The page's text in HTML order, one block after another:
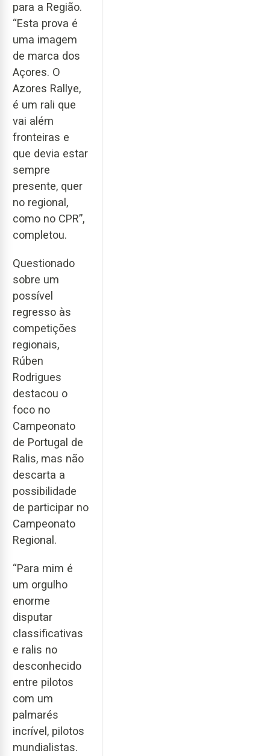
para a Região.
“Esta prova é
uma imagem
de marca dos
Açores. O
Azores Rallye,
é um rali que
vai além
fronteiras e
que devia estar
sempre
presente, quer
no regional,
como no CPR”,
completou.
Questionado
sobre um
possível
regresso às
competições
regionais,
Rúben
Rodrigues
destacou o
foco no
Campeonato
de Portugal de
Ralis, mas não
descarta a
possibilidade
de participar no
Campeonato
Regional.
“Para mim é
um orgulho
enorme
disputar
classificativas
e ralis no
desconhecido
entre pilotos
com um
palmarés
incrível, pilotos
mundialistas.